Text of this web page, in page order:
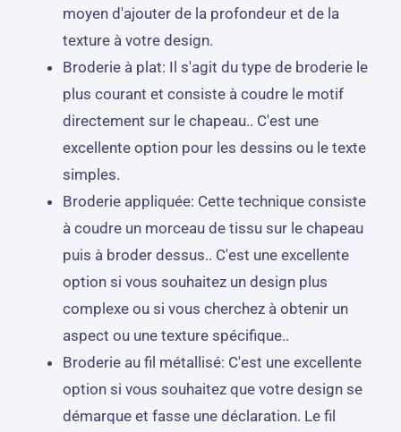
moyen d'ajouter de la profondeur et de la
texture à votre design.
Broderie à plat: Il s'agit du type de broderie le
plus courant et consiste à coudre le motif
directement sur le chapeau.. C'est une
excellente option pour les dessins ou le texte
simples.
Broderie appliquée: Cette technique consiste
à coudre un morceau de tissu sur le chapeau
puis à broder dessus.. C'est une excellente
option si vous souhaitez un design plus
complexe ou si vous cherchez à obtenir un
aspect ou une texture spécifique..
Broderie au fil métallisé: C'est une excellente
option si vous souhaitez que votre design se
démarque et fasse une déclaration. Le fil